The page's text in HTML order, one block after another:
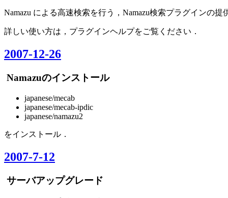
Namazu による高速検索を行う，Namazu検索プラグインの提
詳しい使い方は，プラグインヘルプをご覧ください．
2007-12-26
Namazuのインストール
japanese/mecab
japanese/mecab-ipdic
japanese/namazu2
をインストール．
2007-7-12
サーバアップグレード